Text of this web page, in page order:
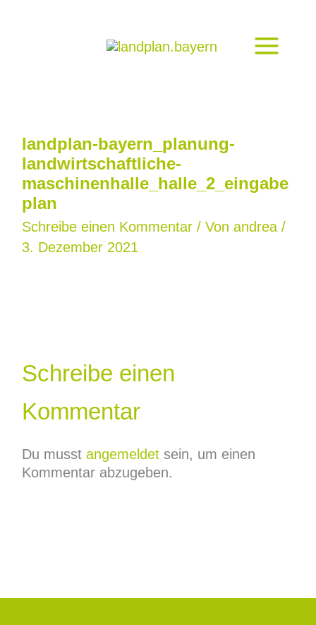
landplan-bayern_planung-
landwirtschaftliche-
maschinenhalle_halle_2_eingabe
plan
Schreibe einen Kommentar / Von andrea /
3. Dezember 2021
Schreibe einen
Kommentar
Du musst angemeldetsein, um einen
Kommentar abzugeben.